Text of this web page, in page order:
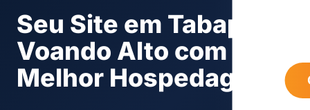
Seu Site em Tabapuã
Voando Alto com a
Melhor Hospedagem!